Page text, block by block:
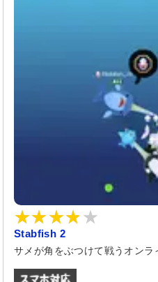
Stabfish 2
サメが角をぶつけて戦うオンラ